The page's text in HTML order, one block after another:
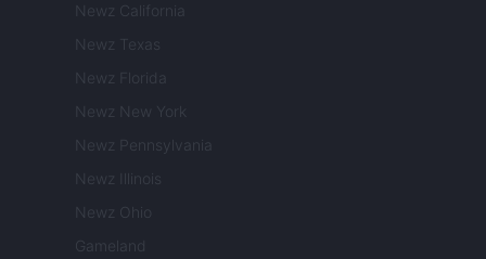
Newz California
Newz Texas
Newz Florida
Newz New York
Newz Pennsylvania
Newz Illinois
Newz Ohio
Gameland